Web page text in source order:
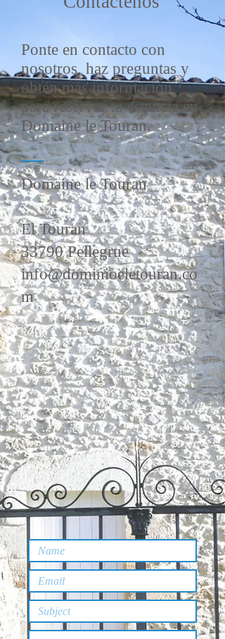
Ponte en contacto con
nosotros, haz preguntas y
obtén más información
para reservar tu estancia en
Domaine le Touran.
Domaine le Touran
El Touran
33790 Pellegrue
info@dominioeletouran.co
m